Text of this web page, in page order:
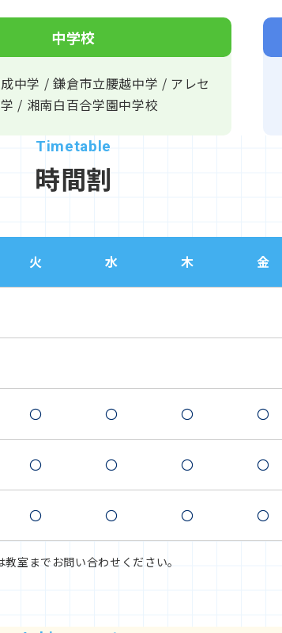
中学校
越中学 / アレセ
イヤ湘南中学 / 湘南白百合学園中学校
時間割
火 水 木 金
〇 〇 〇 〇
〇 〇 〇 〇
〇 〇 〇 〇
室までお問い合わせください。